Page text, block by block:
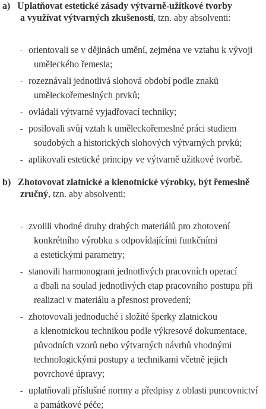
a)
Uplatňovat estetické zásady výtvarně-užitkové tvorby
a využívat výtvarných zkušeností, tzn. aby absolventi:
-
orientovali se v dějinách umění, zejména ve vztahu k vývoji
uměleckého řemesla;
-
rozeznávali jednotlivá slohová období podle znaků
uměleckořemeslných prvků;
- ovládali výtvarné vyjadřovací techniky;
-
posilovali svůj vztah k uměleckořemeslné práci studiem
soudobých a historických slohových výtvarných prvků;
- aplikovali estetické principy ve výtvarně užitkové tvorbě.
b)
Zhotovovat zlatnické a klenotnické výrobky, být řemeslně
zručný, tzn. aby absolventi:
-
zvolili vhodné druhy drahých materiálů pro zhotovení
konkrétního výrobku s odpovídajícími funkčními
a estetickými parametry;
-
stanovili harmonogram jednotlivých pracovních operací
a dbali na soulad jednotlivých etap pracovního postupu při
realizaci v materiálu a přesnost provedení;
-
zhotovovali jednoduché i složité šperky zlatnickou
a klenotnickou technikou podle výkresové dokumentace,
původních vzorů nebo výtvarných návrhů vhodnými
technologickými postupy a technikami včetně jejich
povrchové úpravy;
-
uplatňovali příslušné normy a předpisy z oblasti puncovnictví
a památkové péče;